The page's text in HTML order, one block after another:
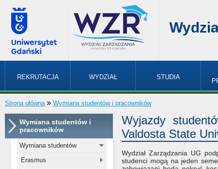
REKRUTACJA WYDZIAŁ STUDIA
Strona główna » Wymiana studentów i pracowników
Wymiana studentów i
pracowników
Wymiana studentów
Erasmus
Wyjazdy
Valdosta State
Wydział Zarządzania UG
studenci mogą na jeden